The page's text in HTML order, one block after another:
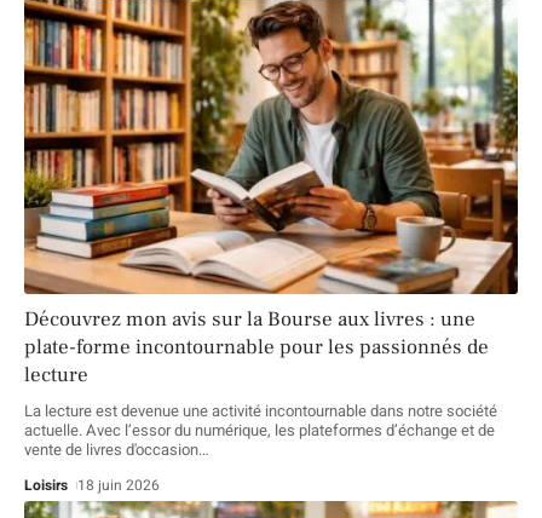
Découvrez mon avis sur la Bourse aux livres : une
plate-forme incontournable pour les passionnés de
lecture
La lecture est devenue une activité incontournable dans notre société
actuelle. Avec l’essor du numérique, les plateformes d’échange et de
vente de livres d'occasion…
Loisirs 18 juin 2026